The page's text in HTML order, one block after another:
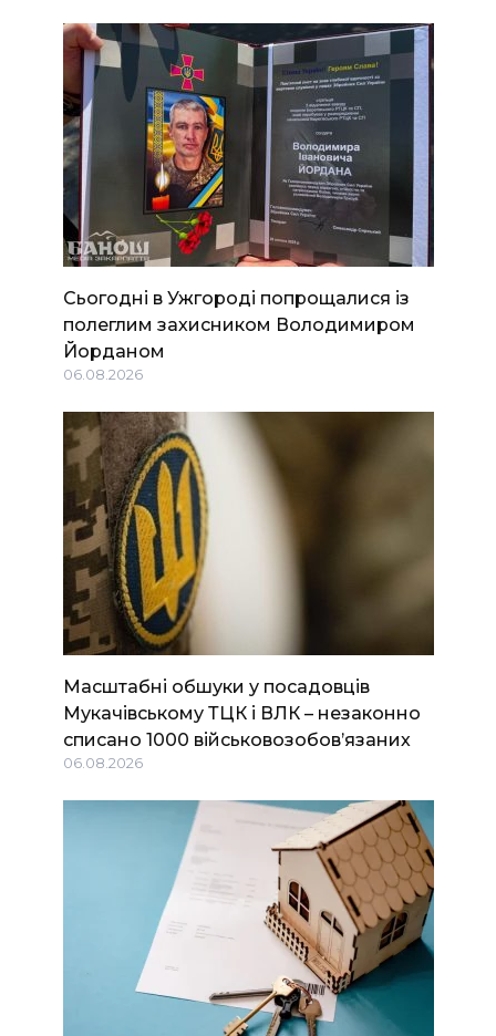
Сьогодні в Ужгороді попрощалися із
полеглим захисником Володимиром
Йорданом
06.08.2026
Масштабні обшуки у посадовців
Мукачівському ТЦК і ВЛК – незаконно
списано 1000 військовозобов’язаних
06.08.2026